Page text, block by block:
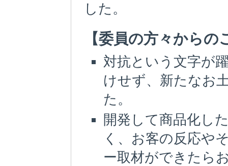
した。
【委員の方々からの
対抗という文字が
けせず、新たなお
た。
開発して商品化し
く、お客の反応や
ー取材ができたら